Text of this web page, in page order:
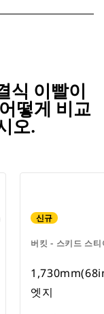
식 이빨이
떻게 비교
오.
신규
버킷 - 스키드 스
엣지